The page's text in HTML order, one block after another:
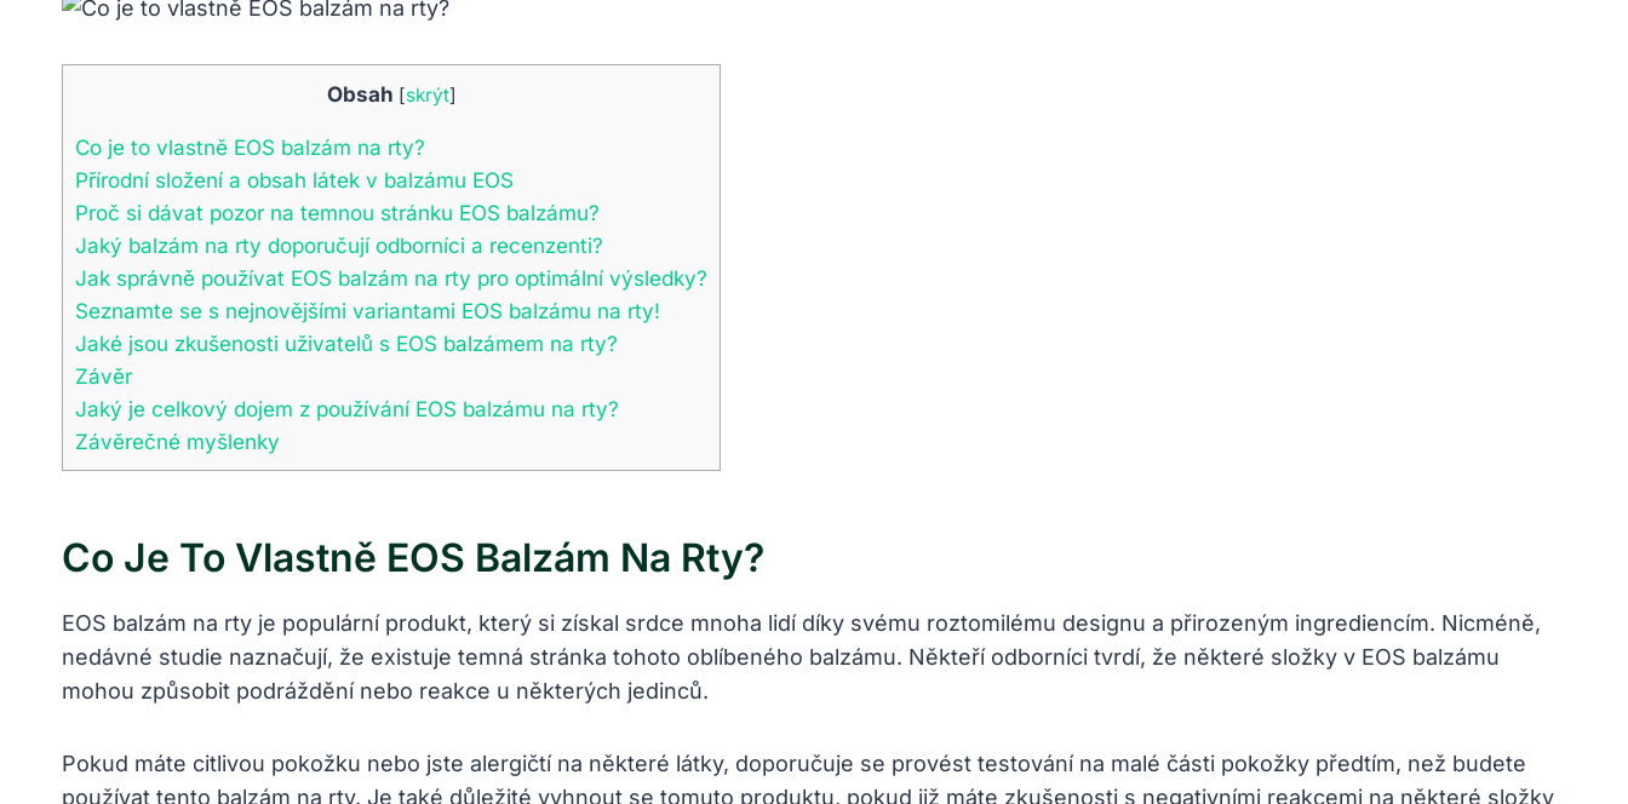
Obsah [skrýt]
Co je to vlastně EOS balzám na rty?
Přírodní složení a obsah látek v balzámu EOS
Proč si dávat pozor na temnou stránku EOS balzámu?
Jaký balzám na rty doporučují odborníci a recenzenti?
Jak správně používat EOS balzám na rty pro optimální výsledky?
Seznamte se s nejnovějšími variantami EOS balzámu na rty!
Jaké jsou zkušenosti uživatelů s EOS balzámem na rty?
Závěr
Jaký je celkový dojem z používání EOS balzámu na rty?
Závěrečné myšlenky
Co Je To Vlastně EOS Balzám Na Rty?
EOS balzám na rty je populární produkt, který si získal srdce mnoha lidí díky svému roztomilému designu a přirozeným ingrediencím. Nicméně,
nedávné studie naznačují, že existuje temná stránka tohoto oblíbeného balzámu. Někteří odborníci tvrdí, že některé složky v EOS balzámu
mohou způsobit podráždění nebo reakce u některých jedinců.
Pokud máte citlivou pokožku nebo jste alergičtí na některé látky, doporučuje se provést testování na malé části pokožky předtím, než budete
používat tento balzám na rty. Je také důležité vyhnout se tomuto produktu, pokud již máte zkušenosti s negativními reakcemi na některé složky